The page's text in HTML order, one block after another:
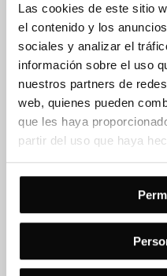
Las cookies de este sitio
el contenido y los
sociales y analizar el
información sobre el uso
nuestros partners de
web, quienes pueden
que les haya
partir del uso que haya
que ofrece una
manual de cinco
conducción ágil y
ciudad o disfrutar de un
Además, el MG3 se
consumo de
aproximadamente6.7
kilómetros. Esto lo
económica para
reduzca los costes de
comprometer la